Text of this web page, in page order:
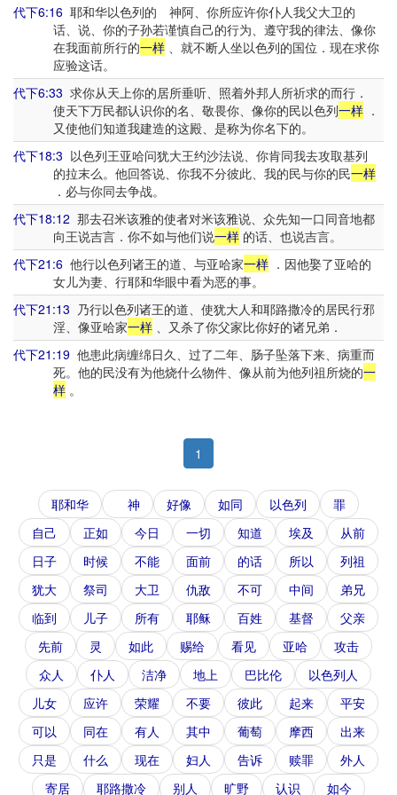
代下6:16 耶和华以色列的 神阿、你所应许你仆人我父大卫的
话、说、你的子孙若谨慎自己的行为、遵守我的律法、像你
在我面前所行的一样、就不断人坐以色列的国位．现在求你
应验这话。
代下6:33 求你从天上你的居所垂听、照着外邦人所祈求的而行．
使天下万民都认识你的名、敬畏你、像你的民以色列一样．
又使他们知道我建造的这殿、是称为你名下的。
代下18:3 以色列王亚哈问犹大王约沙法说、你肯同我去攻取基列
的拉末么。他回答说、你我不分彼此、我的民与你的民一样
．必与你同去争战。
代下18:12 那去召米该雅的使者对米该雅说、众先知一口同音地都
向王说吉言．你不如与他们说一样的话、也说吉言。
代下21:6 他行以色列诸王的道、与亚哈家一样 ．因他娶了亚哈的
女儿为妻、行耶和华眼中看为恶的事。
代下21:13 乃行以色列诸王的道、使犹大人和耶路撒冷的居民行邪
淫、像亚哈家一样、又杀了你父家比你好的诸兄弟．
代下21:19 他患此病缠绵日久、过了二年、肠子坠落下来、病重而
死。他的民没有为他烧什么物件、像从前为他列祖所烧的一
样。
1
耶和华 神 好像 如同 以色列
罪
自己
正如 今日 一切 知道 埃及
从前
日子
时候 不能 面前 的话 所以
列祖
犹大
祭司 大卫 仇敌 不可 中间
弟兄
临到
儿子 所有 耶稣 百姓 基督
父亲
先前
灵 如此 赐给 看见 亚哈
攻击
众人
仆人 洁净 地上 巴比伦
以色列人
儿女
应许 荣耀 不要 彼此 起来
平安
可以
同在 有人 其中 葡萄 摩西
出来
只是
什么 现在 妇人 告诉 赎罪
外人
寄居
耶路撒冷 别人 旷野 认识 如今